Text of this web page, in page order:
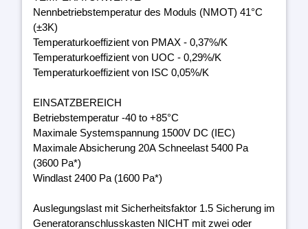
Nennbetriebstemperatur des Moduls (NMOT) 41°C
(±3K)
Temperaturkoeffizient von PMAX - 0,37%/K
Temperaturkoeffizient von UOC - 0,29%/K
Temperaturkoeffizient von ISC 0,05%/K
EINSATZBEREICH
Betriebstemperatur -40 to +85°C
Maximale Systemspannung 1500V DC (IEC)
Maximale Absicherung 20A Schneelast 5400 Pa
(3600 Pa*)
Windlast 2400 Pa (1600 Pa*)
Auslegungslast mit Sicherheitsfaktor 1.5 Sicherung im
Generatoranschlusskasten NICHT mit zwei oder